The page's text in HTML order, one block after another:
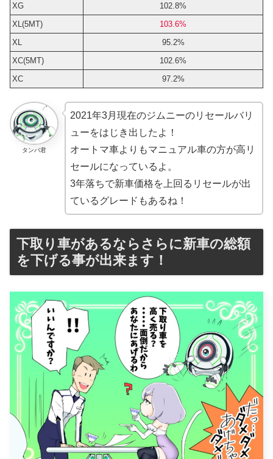
XG
102.8%
XL(5MT)
103.6%
XL
95.2%
XC(5MT)
102.6%
XC
97.2%
タンバ君
2021年3月現在のジムニーのリセールバリ
ューをはじき出したよ！
オートマ車よりもマニュアル車の方が高リ
セールになっているよ。
3年落ちで新車価格を上回るリセールが出
ているグレードもあるね！
下取り車があるならさらに新車の総額
を下げる事が出来ます！